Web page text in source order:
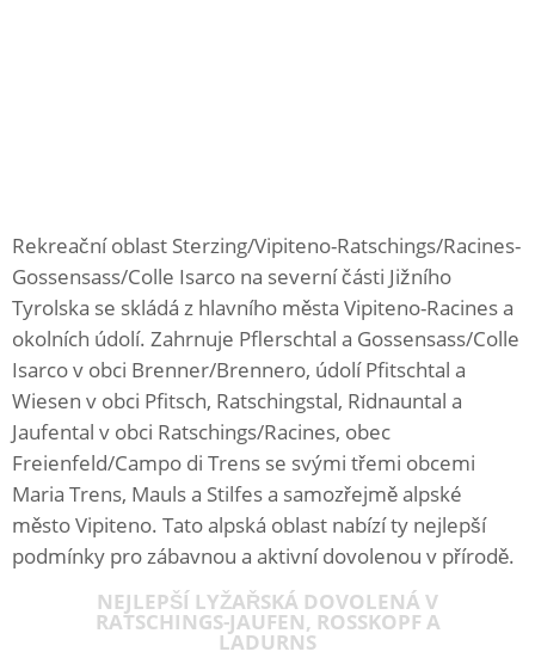
Rekreační oblast Sterzing/Vipiteno-Ratschings/Racines-
Gossensass/Colle Isarco na severní části Jižního
Tyrolska se skládá z hlavního města Vipiteno-Racines a
okolních údolí. Zahrnuje Pflerschtal a Gossensass/Colle
Isarco v obci Brenner/Brennero, údolí Pfitschtal a
Wiesen v obci Pfitsch, Ratschingstal, Ridnauntal a
Jaufental v obci Ratschings/Racines, obec
Freienfeld/Campo di Trens se svými třemi obcemi
Maria Trens, Mauls a Stilfes a samozřejmě alpské
město Vipiteno. Tato alpská oblast nabízí ty nejlepší
podmínky pro zábavnou a aktivní dovolenou v přírodě.
NEJLEPŠÍ LYŽAŘSKÁ DOVOLENÁ V
RATSCHINGS-JAUFEN, ROSSKOPF A
LADURNS